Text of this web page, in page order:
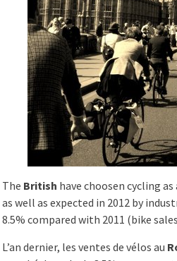
The British have choosen cycling
as well as expected in 2012 by
8.5% compared with 2011 (bike
L’an dernier, les ventes de vélos au